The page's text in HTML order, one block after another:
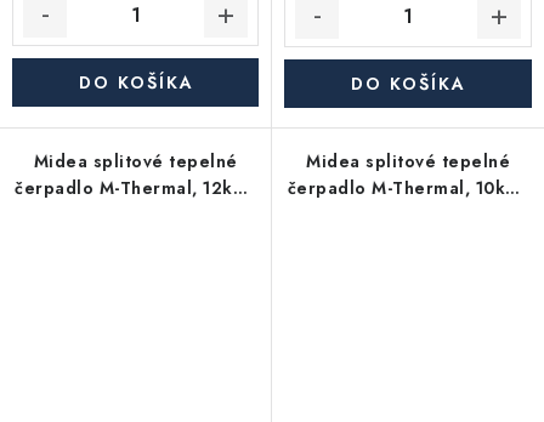
DO KOŠÍKA DO KOŠÍKA
Midea splitové tepelné
čerpadlo M-Thermal, 12kW,
Midea splitové tepelné
čerpadlo M-Thermal, 10kW,